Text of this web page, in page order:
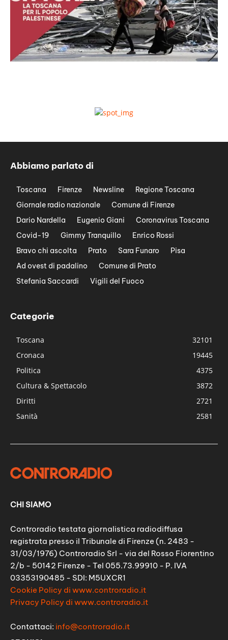
Abbiamo parlato di
Toscana Firenze Newsline
Regione Toscana
Giornale radio nazionale
Comune di Firenze
Dario Nardella
Eugenio Giani
Coronavirus Toscana
Covid-19
Gimmy Tranquillo
Enrico Rossi
Bravo chi ascolta
Prato Sara Funaro
Pisa
Ad ovest di padalino
Comune di Prato
Stefania Saccardi
Vigili del Fuoco
Categorie
Toscana
32101
Cronaca
19445
Politica
4375
Cultura & Spettacolo
3872
Diritti
2721
Sanità
2581
CHI SIAMO
Controradio testata giornalistica radiodiffusa
registrata presso il Tribunale di Firenze (n. 2483 -
31/03/1976) Controradio Srl - via del Rosso Fiorentino
2/b - 50142 Firenze - Tel 055.73.99910 - P. IVA
03353190485 - SDI: M5UXCR1
Cookie Policy di www.controradio.it
Privacy Policy di www.controradio.it
Contattaci: info@controradio.it